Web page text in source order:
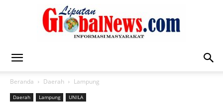
Beranda Daerah Lampung
Daerah Lampung UNILA